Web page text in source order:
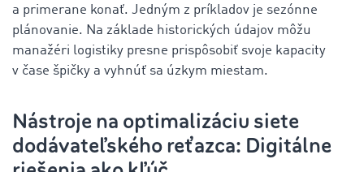
a primerane konať. Jedným z príkladov je sezónne
plánovanie. Na základe historických údajov môžu
manažéri logistiky presne prispôsobiť svoje kapacity
v čase špičky a vyhnúť sa úzkym miestam.
Nástroje na optimalizáciu siete
dodávateľského reťazca: Digitálne